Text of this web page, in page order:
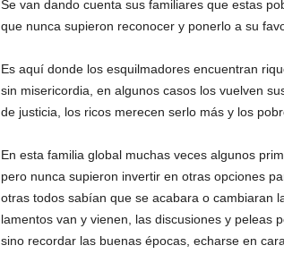
Se van dando cuenta sus familiares que estas
que nunca supieron reconocer y ponerlo a su
Es aquí donde los esquilmadores encuentran
sin misericordia, en algunos casos los vuelven
de justicia, los ricos merecen serlo más y los
En esta familia global muchas veces algunos
pero nunca supieron invertir en otras opciones
otras todos sabían que se acabara o cambiaran
lamentos van y vienen, las discusiones y peleas
sino recordar las buenas épocas, echarse en